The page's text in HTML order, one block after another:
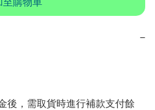
至購物車
−
後，需取貨時進行補款支付餘